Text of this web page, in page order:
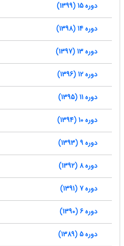
دوره 15 (1399)
دوره 14 (1398)
دوره 13 (1397)
دوره 12 (1396)
دوره 11 (1395)
دوره 10 (1394)
دوره 9 (1393)
دوره 8 (1392)
دوره 7 (1391)
دوره 6 (1390)
دوره 5 (1389)